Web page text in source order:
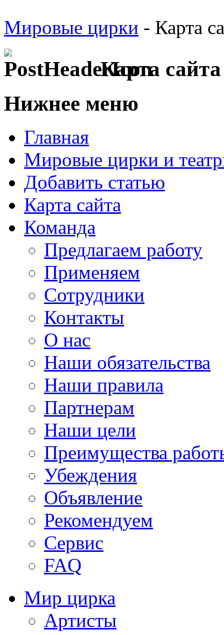
Мировые цирки - Карта
Карта сайта
Нижнее меню
Главная
Мировые цирки и
Добавить статью
Карта сайта
Команда
Предлагаем работу
Применяем
Сотрудники
Контакты
О нас
Наши обязательства
Наши правила
Партнерам
Наши цели
Преимущества
Убеждения
Объявление
Рекомендуем
Сервис
FAQ
Мир цирка
Артисты